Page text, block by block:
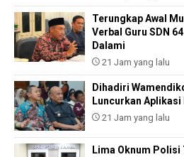
Terungkap Awal
Verbal Guru SDN
Dalami
21 Jam yang lalu
Dihadiri
Luncurkan
21 Jam yang lalu
Lima Oknum Polisi